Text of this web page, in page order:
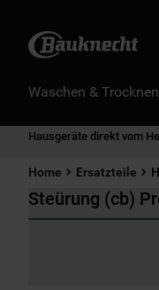
Waschen & Trocknen
Hausgeräte direkt vom
Home Ersatzteile
Steürung (cb)